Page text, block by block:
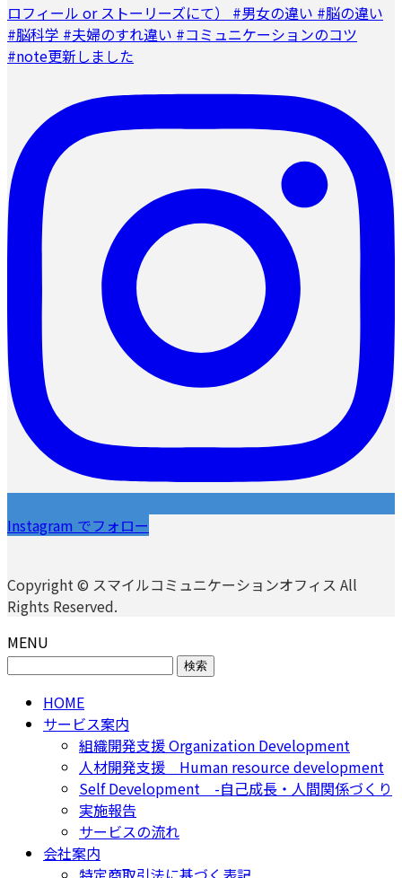
Instagram でフォロー
Copyright © スマイルコミュニケーションオフィス All
Rights Reserved.
MENU
検
HOME
サービス案内
組織開発支援 Organization Development
人材開発支援 Human resource development
Self Development -自己成長・人間関係づくり
実施報告
サービスの流れ
会社案内